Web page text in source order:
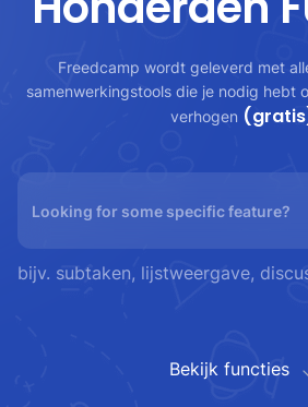
Freedcamp wordt geleverd met
samenwerkingstools die je nodig hebt
verhogen
bijv. subtaken, lijstweergave,
Bekijk functies